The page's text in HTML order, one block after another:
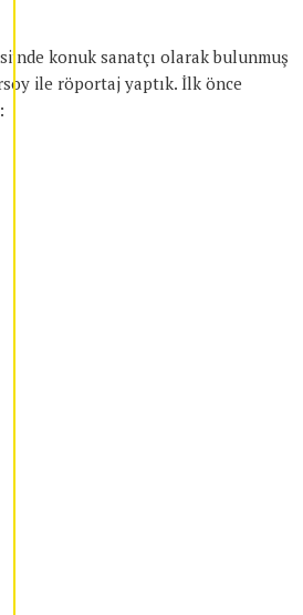
konuk sanatçı olarak bulunmuş
ile röportaj yaptık. İlk önce